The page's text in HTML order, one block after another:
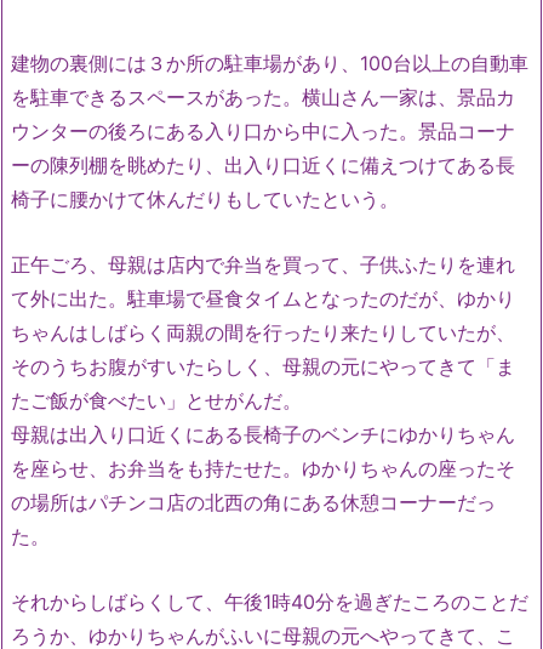
建物の裏側には３か所の駐車場があり、100台以上の自動車
を駐車できるスペースがあった。横山さん一家は、景品カ
ウンターの後ろにある入り口から中に入った。景品コーナ
ーの陳列棚を眺めたり、出入り口近くに備えつけてある長
椅子に腰かけて休んだりもしていたという。
正午ごろ、母親は店内で弁当を買って、子供ふたりを連れ
て外に出た。駐車場で昼食タイムとなったのだが、ゆかり
ちゃんはしばらく両親の間を行ったり来たりしていたが、
そのうちお腹がすいたらしく、母親の元にやってきて「ま
たご飯が食べたい」とせがんだ。
母親は出入り口近くにある長椅子のベンチにゆかりちゃん
を座らせ、お弁当をも持たせた。ゆかりちゃんの座ったそ
の場所はパチンコ店の北西の角にある休憩コーナーだっ
た。
それからしばらくして、午後1時40分を過ぎたころのことだ
ろうか、ゆかりちゃんがふいに母親の元へやってきて、こ